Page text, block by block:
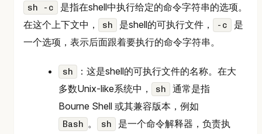
sh -c
是指在shell中执行给定的命令字符串的选项。
在这个上下文中，
sh 是shell的可执行文件， -c
是
一个选项，表示后面跟着要执行的命令字符串。
sh
：这是shell的可执行文件的名称。在大
多数Unix-like系统中，
sh
通常是指
Bourne Shell 或其兼容版本，例如
Bash 。 sh
是一个命令解释器，负责执